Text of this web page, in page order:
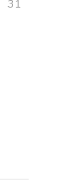
31